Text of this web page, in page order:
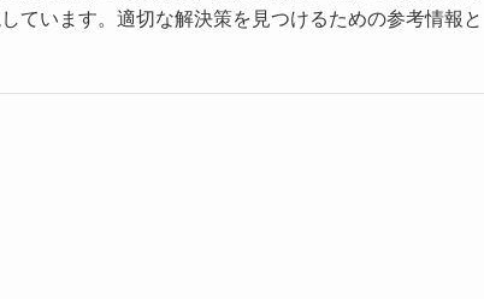
ています。適切な解決策を見つけるための参考情報と